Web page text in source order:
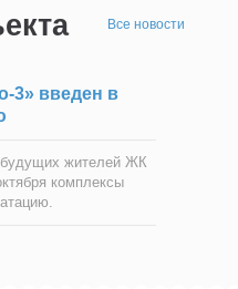
Все новости
3» введен в
жителей ЖК
комплексы